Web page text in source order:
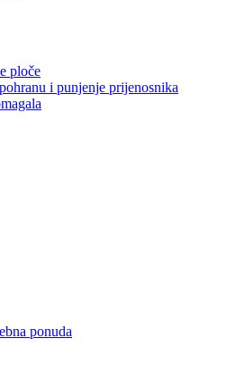
ploče
i punjenje prijenosnika